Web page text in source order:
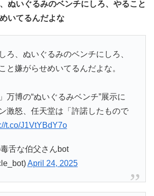
ぬいぐるみのベンチにしろ、やること
いてるんだよな
ろ、ぬいぐるみのベンチにしろ、
と嫌がらせめいてるんだよな。
万博の“ぬいぐるみベンチ”展示に
激怒、任天堂は「許諾したもので
t.co/J1VtYBdY7o
舌な伯父さんbot
April 24, 2025